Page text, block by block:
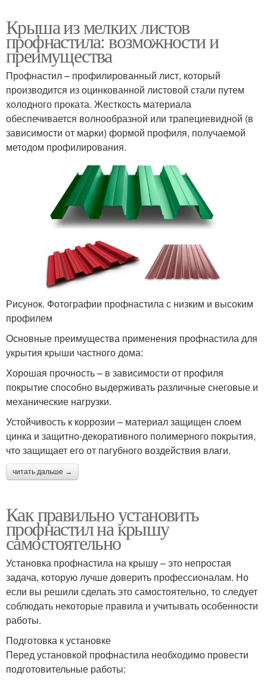
Крыша из мелких листов
профнастила: возможности и
преимущества
Профнастил – профилированный лист, который
производится из оцинкованной листовой стали путем
холодного проката. Жесткость материала
обеспечивается волнообразной или трапециевидной (в
зависимости от марки) формой профиля, получаемой
методом профилирования.
Рисунок. Фотографии профнастила с низким и высоким
профилем
Основные преимущества применения профнастила для
укрытия крыши частного дома:
Хорошая прочность – в зависимости от профиля
покрытие способно выдерживать различные снеговые и
механические нагрузки.
Устойчивость к коррозии – материал защищен слоем
цинка и защитно-декоративного полимерного покрытия,
что защищает его от пагубного воздействия влаги.
читать дальше →
Как правильно установить
профнастил на крышу
самостоятельно
Установка профнастила на крышу – это непростая
задача, которую лучше доверить профессионалам. Но
если вы решили сделать это самостоятельно, то следует
соблюдать некоторые правила и учитывать особенности
работы.
Подготовка к установке
Перед установкой профнастила необходимо провести
подготовительные работы: